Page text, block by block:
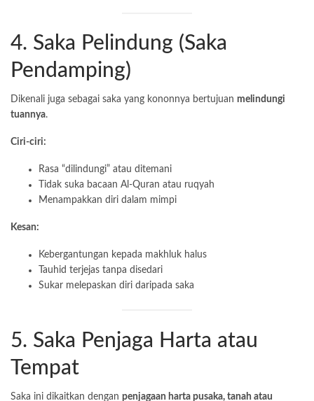
4. Saka Pelindung (Saka
Pendamping)
Dikenali juga sebagai saka yang kononnya bertujuan melindungi
tuannya.
Ciri-ciri:
Rasa “dilindungi” atau ditemani
Tidak suka bacaan Al-Quran atau ruqyah
Menampakkan diri dalam mimpi
Kesan:
Kebergantungan kepada makhluk halus
Tauhid terjejas tanpa disedari
Sukar melepaskan diri daripada saka
5. Saka Penjaga Harta atau
Tempat
Saka ini dikaitkan dengan penjagaan harta pusaka, tanah atau